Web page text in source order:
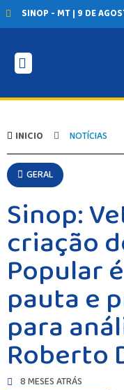
SINOP - MT | 9 DE
INICIO NOTÍCIAS
GERAL
Sinop:
criação
Popular
pauta e
para
Roberto
8 MESES ATRÁS